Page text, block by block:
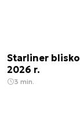
Starliner
2026 r.
3 min.